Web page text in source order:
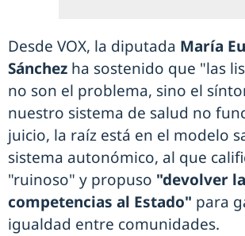
Desde VOX, la diputada María
Sánchez ha sostenido que "las
no son el problema, sino el
nuestro sistema de salud no
juicio, la raíz está en el modelo
sistema autonómico, al que
"ruinoso" y propuso "devolver
competencias al Estado" para
igualdad entre comunidades.